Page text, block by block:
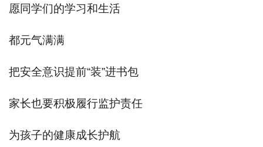
愿同学们的学习和生活
都元气满满
把安全意识提前“装”进书包
家长也要积极履行监护责任
为孩子的健康成长护航